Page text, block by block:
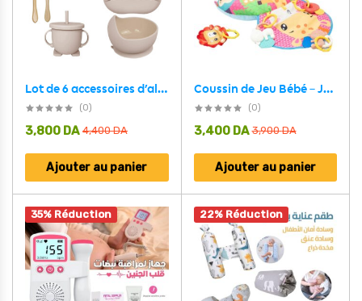
Lot de 6 accessoires d’alimentation en silicone pour bébé – طقم تغذية للأطفال
(0)
4,400DA
3,800 DA
Ajouter au panier
Coussin de Jeu Bébé – Jouet d’Éveil Sensoriel Montessori avec Animaux Sonores – وسادة البطن للرضع
(0)
3,900DA
3,400 DA
Ajouter au panier
35% Réduction 22% Réduction